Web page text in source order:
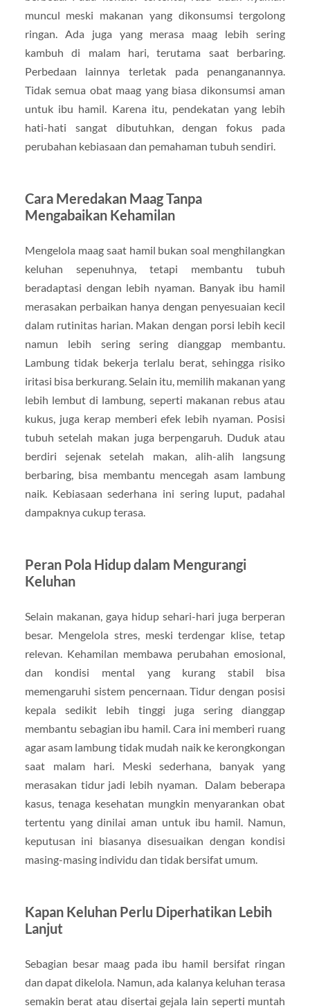
muncul meski makanan yang dikonsumsi tergolong
ringan. Ada juga yang merasa maag lebih sering
kambuh di malam hari, terutama saat berbaring.
Perbedaan lainnya terletak pada penanganannya.
Tidak semua obat maag yang biasa dikonsumsi aman
untuk ibu hamil. Karena itu, pendekatan yang lebih
hati-hati sangat dibutuhkan, dengan fokus pada
perubahan kebiasaan dan pemahaman tubuh sendiri.
Cara Meredakan Maag Tanpa
Mengabaikan Kehamilan
Mengelola maag saat hamil bukan soal menghilangkan
keluhan sepenuhnya, tetapi membantu tubuh
beradaptasi dengan lebih nyaman. Banyak ibu hamil
merasakan perbaikan hanya dengan penyesuaian kecil
dalam rutinitas harian. Makan dengan porsi lebih kecil
namun lebih sering sering dianggap membantu.
Lambung tidak bekerja terlalu berat, sehingga risiko
iritasi bisa berkurang. Selain itu, memilih makanan yang
lebih lembut di lambung, seperti makanan rebus atau
kukus, juga kerap memberi efek lebih nyaman. Posisi
tubuh setelah makan juga berpengaruh. Duduk atau
berdiri sejenak setelah makan, alih-alih langsung
berbaring, bisa membantu mencegah asam lambung
naik. Kebiasaan sederhana ini sering luput, padahal
dampaknya cukup terasa.
Peran Pola Hidup dalam Mengurangi
Keluhan
Selain makanan, gaya hidup sehari-hari juga berperan
besar. Mengelola stres, meski terdengar klise, tetap
relevan. Kehamilan membawa perubahan emosional,
dan kondisi mental yang kurang stabil bisa
memengaruhi sistem pencernaan. Tidur dengan posisi
kepala sedikit lebih tinggi juga sering dianggap
membantu sebagian ibu hamil. Cara ini memberi ruang
agar asam lambung tidak mudah naik ke kerongkongan
saat malam hari. Meski sederhana, banyak yang
merasakan tidur jadi lebih nyaman. Dalam beberapa
kasus, tenaga kesehatan mungkin menyarankan obat
tertentu yang dinilai aman untuk ibu hamil. Namun,
keputusan ini biasanya disesuaikan dengan kondisi
masing-masing individu dan tidak bersifat umum.
Kapan Keluhan Perlu Diperhatikan Lebih
Lanjut
Sebagian besar maag pada ibu hamil bersifat ringan
dan dapat dikelola. Namun, ada kalanya keluhan terasa
semakin berat atau disertai gejala lain seperti muntah